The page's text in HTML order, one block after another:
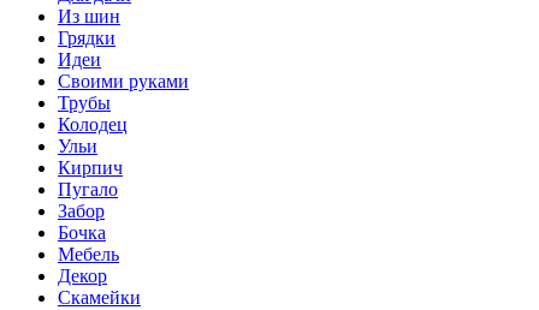
Из шин
Грядки
Идеи
Своими руками
Трубы
Колодец
Ульи
Кирпич
Пугало
Забор
Бочка
Мебель
Декор
Скамейки